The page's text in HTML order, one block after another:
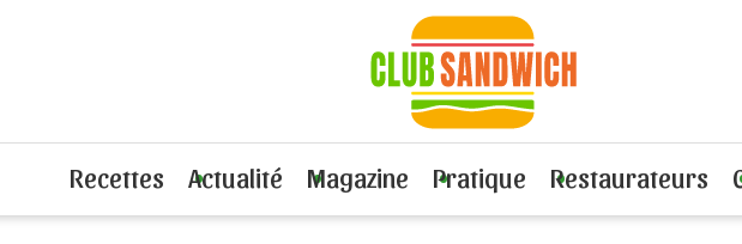
Recettes Actualité Magazine Pratique Restaurateurs
Recette Tartine Marine